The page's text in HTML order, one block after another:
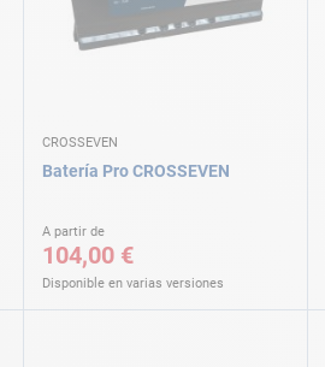
CROSSEVEN
Batería Pro CROSSEVEN
A partir de
104,00 €
Disponible en varias versiones